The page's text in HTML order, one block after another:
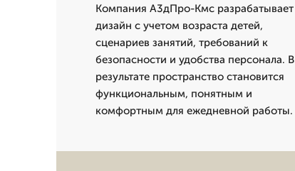
Компания А3дПро-Кмс разрабатывает
дизайн с учетом возраста детей,
сценариев занятий, требований к
безопасности и удобства персонала. В
результате пространство становится
функциональным, понятным и
комфортным для ежедневной работы.